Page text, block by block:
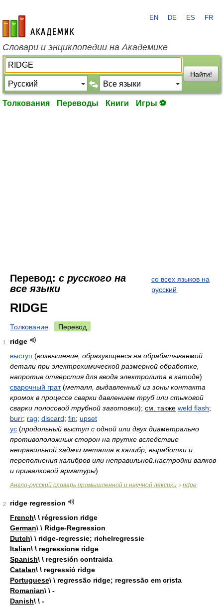
academic.ru
EN DE ES FR
Словари и энциклопедии на Академике
Найти!
Толкования Переводы Книги Игры ⚽
Перевод: с русского на
все языки
со всех языков на
русский
RIDGE
Толкование Перевод
1
ridge
выступ (возвышение, образующееся на обрабатываемой
детали при электрохимической размерной обработке,
напротив отверстия для ввода электролита в катоде)
сварочный грат (металл, выдавленный из зоны контакта
кромок в процессе сварки давлением труб или стыковой
сварки полосовой трубной заготовки); см. также weld flash;
burr; rag; discard; fin; upset
ус (продольный выступ с одной или двух диаметрально
противоположных сторон на прутке вследствие
неправильной задачи металла в калибр, выработки и
переполнения калибров или неправильной.настройки валков
и привалковой арматуры)
Англо-русский словарь промышленной и научной лексики > ridge
2
ridge regression
French\ \ régression ridge
German\ \ Ridge-Regression
Dutch\ \ ridge-regressie; richelregressie
Italian\ \ regressione ridge
Spanish\ \ regresión contraida
Catalan\ \ regressió ridge
Portuguese\ \ regressão ridge; regressão em crista
Romanian\ \ -
Danish\ \ -